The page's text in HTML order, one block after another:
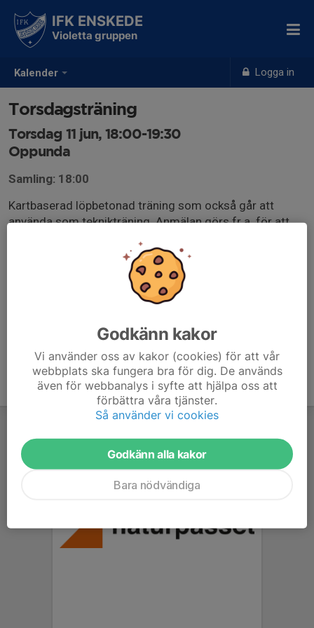
Kalender Logga in
IFK ENSKEDE
Violetta gruppen
Torsdagsträning
Torsdag 11 jun, 18:00-19:30
Oppunda
Samling: 18:00
Kartbaserad löpbetonad träning som också går att
använda som teknikträning. Anmälan görs fr.a. för att
Godkänn kakor
Vi använder oss av kakor (cookies) för att vår
webbplats ska fungera bra för dig. De används
även för webbanalys i syfte att hjälpa oss att
förbättra våra tjänster.
Så använder vi cookies
Godkänn alla kakor
Bara nödvändiga